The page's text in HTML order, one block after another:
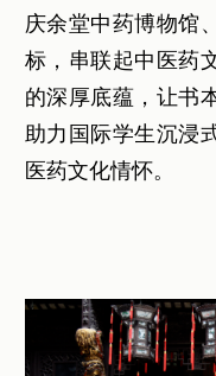
庆余堂中药博物馆
标，串联起中医药
的深厚底蕴，让书
助力国际学生沉浸
医药文化情怀。